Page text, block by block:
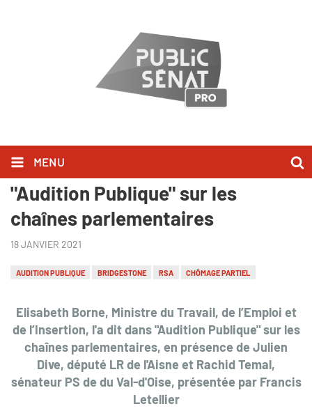
MENU
Elisabeth Borne l'a dit dans
"Audition Publique" sur les
chaînes parlementaires
18 JANVIER 2021
AUDITION PUBLIQUE BRIDGESTONE RSA CHÔMAGE PARTIEL
Elisabeth Borne, Ministre du Travail, de l’Emploi et
de l’Insertion, l'a dit dans "Audition Publique" sur les
chaînes parlementaires, en présence de Julien
Dive, député LR de l'Aisne et Rachid Temal,
sénateur PS de du Val-d'Oise, présentée par Francis
Letellier